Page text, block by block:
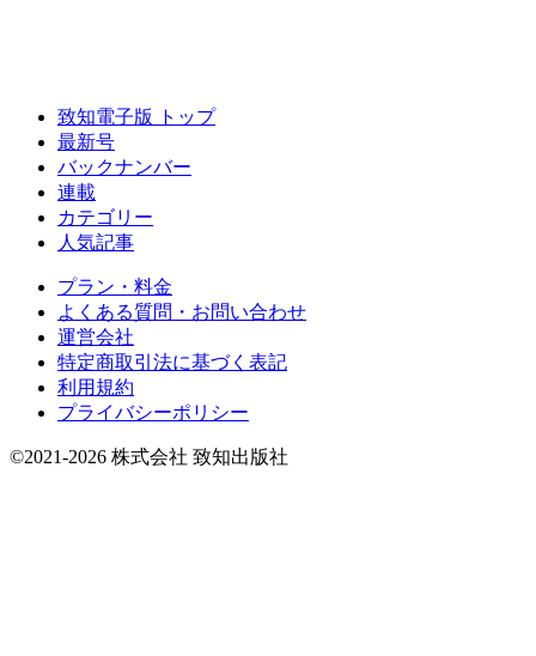
致知電子版 トップ
最新号
バックナンバー
連載
カテゴリー
人気記事
プラン・料金
よくある質問・お問い合わせ
運営会社
特定商取引法に基づく表記
利用規約
プライバシーポリシー
©2021-2026 株式会社 致知出版社